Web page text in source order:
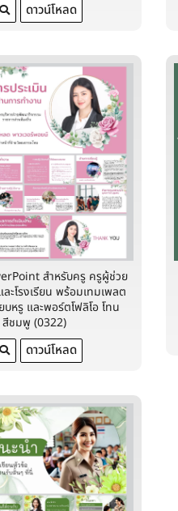
ดาวน์โหลด
สำหรับครู ครูผู้ช่วย
ละโรงเรียน พร้อมเทมเพลต
บหรู และพอร์ตโฟลิโอ โทน
สีชมพู (0322)
ดาวน์โหลด